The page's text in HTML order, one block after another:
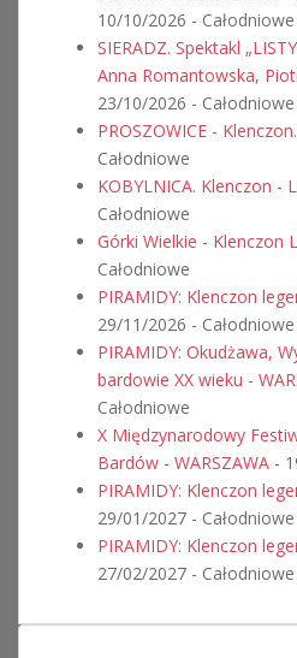
10/10/2026 - Całodniowe
SIERADZ. Spektakl
Anna Romantowska,
23/10/2026 - Całodniowe
PROSZOWICE -
Całodniowe
KOBYLNICA. Klenczon -
Całodniowe
Górki Wielkie - Klenczon
Całodniowe
PIRAMIDY: Klenczon
29/11/2026 - Całodniowe
PIRAMIDY: Okudżawa,
bardowie XX wieku -
Całodniowe
X Międzynarodowy
Bardów - WARSZAWA -
PIRAMIDY: Klenczon
29/01/2027 - Całodniowe
PIRAMIDY: Klenczon
27/02/2027 - Całodniowe